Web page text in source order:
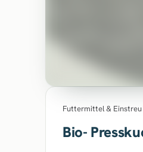
Futtermittel & Einstreu
Bio-